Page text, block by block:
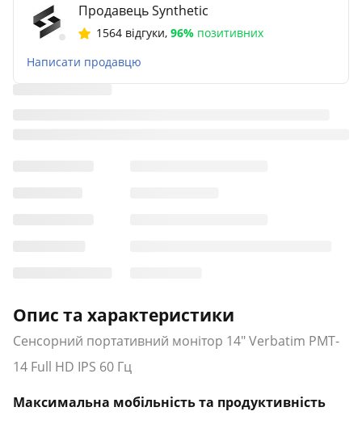
Продавець Synthetic
1564 відгуки, 96% позитивних
Написати продавцю
Опис та характеристики
Сенсорний портативний монітор 14" Verbatim PMT-
14 Full HD IPS 60 Гц
Максимальна мобільність та продуктивність